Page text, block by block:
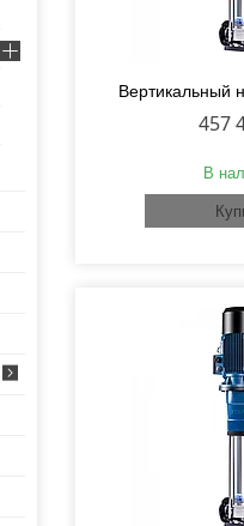
Вертикальный
457
В